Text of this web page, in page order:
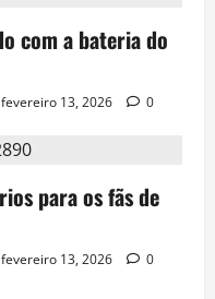
com a bateria do
fevereiro 13, 2026
0
para os fãs de
fevereiro 13, 2026 0